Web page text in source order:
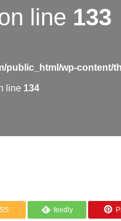
line 133
public_html/wp-content/
line 134
feedly